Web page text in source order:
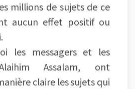
millions de sujets de ce
aucun effet positif ou
les messagers et les
Assalam, ont
claire les sujets qui